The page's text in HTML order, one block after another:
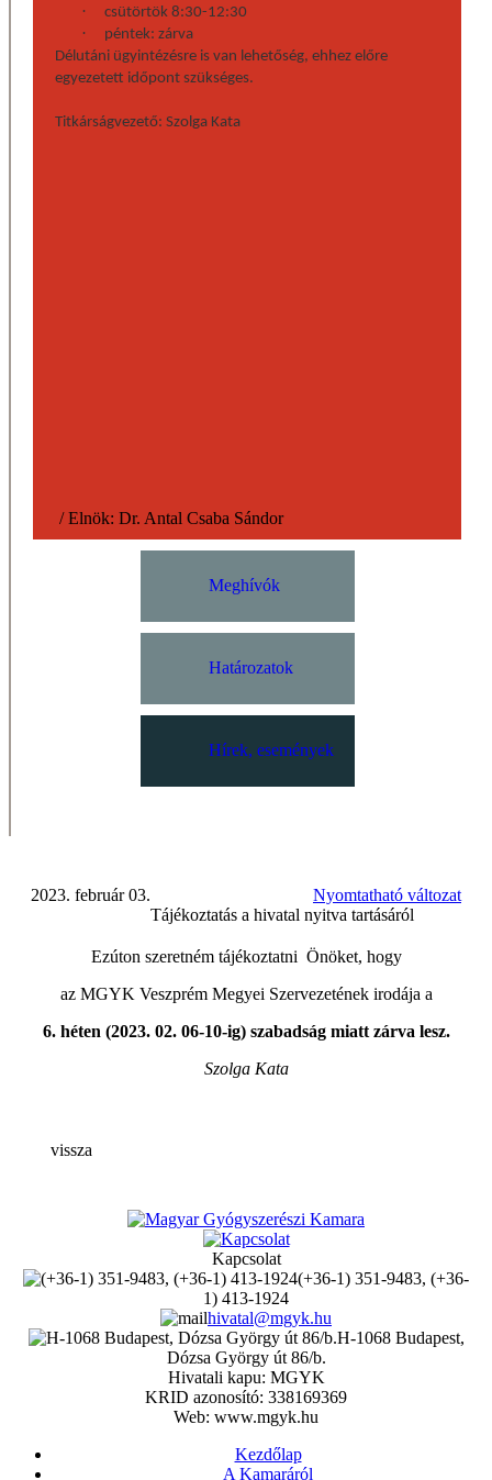
· csütörtök 8:30-12:30
·
péntek: zárva
Délutáni ügyintézésre is van lehetőség, ehhez előre
egyezetett időpont szükséges.
Titkárságvezető: Szolga Kata
/Elnök: Dr. Antal Csaba Sándor
Meghívók
Határozatok
Hírek, események
Nyomtatható változat
2023. február 03.
Tájékoztatás a hivatal nyitva tartásáról
Ezúton szeretném tájékoztatni Önöket, hogy
az MGYK Veszprém Megyei Szervezetének irodája a
6. héten (2023. 02. 06-10-ig) szabadság miatt zárva lesz.
Szolga Kata
vissza
Kapcsolat
(+36-1) 351-9483, (+36-
1) 413-1924
hivatal@mgyk.hu
H-1068 Budapest,
Dózsa György út 86/b.
Hivatali kapu: MGYK
KRID azonosító: 338169369
Web: www.mgyk.hu
Kezdőlap
A Kamaráról